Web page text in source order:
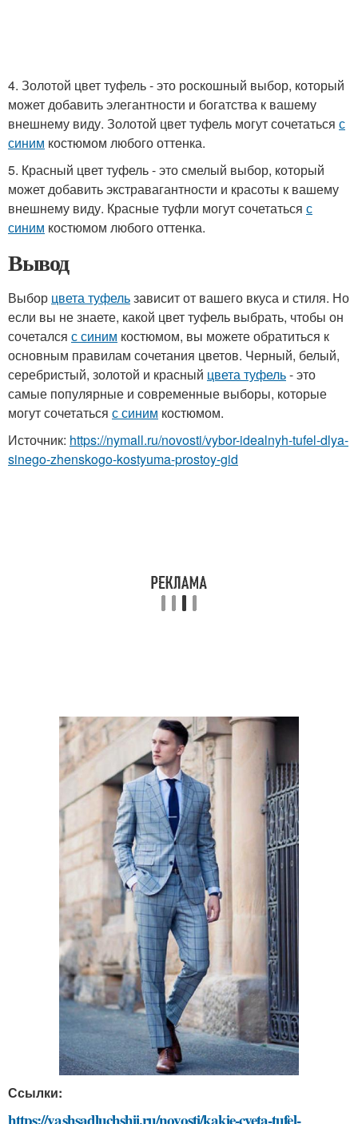
4. Золотой цвет туфель - это роскошный выбор, который
может добавить элегантности и богатства к вашему
внешнему виду. Золотой цвет туфель могут сочетаться с
синим костюмом любого оттенка.
5. Красный цвет туфель - это смелый выбор, который
может добавить экстравагантности и красоты к вашему
внешнему виду. Красные туфли могут сочетаться с
синим костюмом любого оттенка.
Вывод
Выбор цвета туфельзависит от вашего вкуса и стиля. Но
если вы не знаете, какой цвет туфель выбрать, чтобы он
сочетался с синим костюмом, вы можете обратиться к
основным правилам сочетания цветов. Черный, белый,
серебристый, золотой и красный цвета туфель- это
самые популярные и современные выборы, которые
могут сочетаться с синим костюмом.
Источник: https://nymall.ru/novosti/vybor-idealnyh-tufel-dlya-
sinego-zhenskogo-kostyuma-prostoy-gid
Ссылки: